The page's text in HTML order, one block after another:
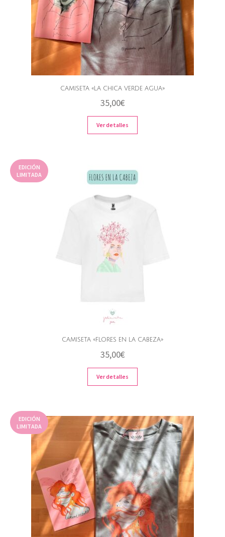
CAMISETA «LA CHICA VERDE AGUA»
35,00€
Ver detalles
EDICIÓN
LIMITADA
CAMISETA «FLORES EN LA CABEZA»
35,00€
Ver detalles
EDICIÓN
LIMITADA